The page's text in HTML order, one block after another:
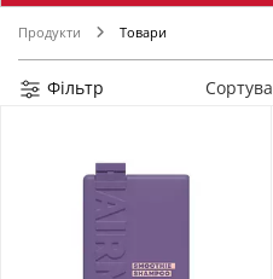
Продукти Товари
Фільтр